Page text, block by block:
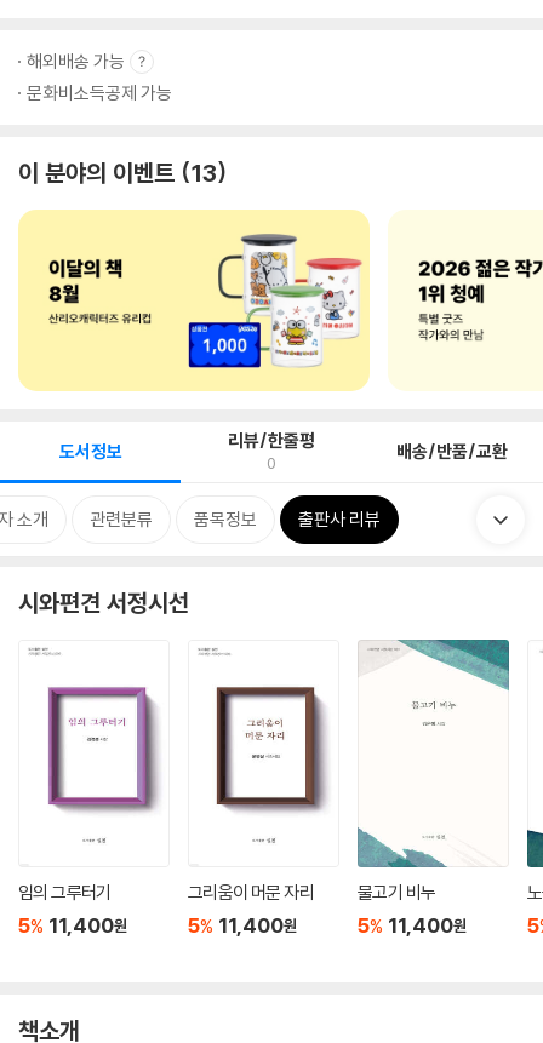
해외배송 가능
문화비소득공제 가능
이 분야의 이벤트 13
도서정보 리뷰/한줄평
0 배송/반품/교환
소개 관련분류 품목정보 출판사 리뷰
시와편견 서정시선
임의 그루터기
5% 11,400원
그리움이 머문 자리
5% 11,400원
물고기 비누
5% 11,400원 5
책소개